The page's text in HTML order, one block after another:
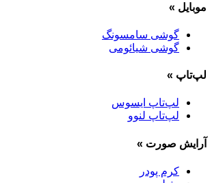
موبایل »
گوشی سامسونگ
گوشی شیائومی
لپ‌تاپ »
لپ‌تاپ ایسوس
لپ‌تاپ لنوو
آرایش صورت »
کرم پودر